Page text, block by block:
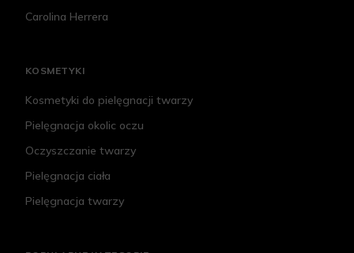
Carolina Herrera
KOSMETYKI
Kosmetyki do pielęgnacji twarzy
Pielęgnacja okolic oczu
Oczyszczanie twarzy
Pielęgnacja ciała
Pielęgnacja twarzy